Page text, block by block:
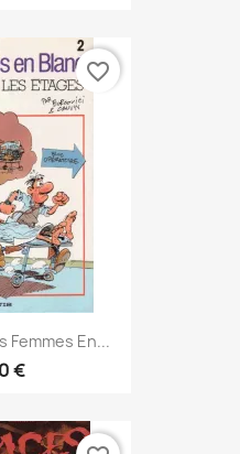
Femmes En...
€
favorite_border